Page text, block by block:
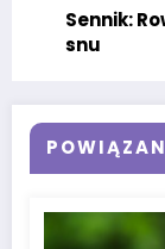
Sennik:
snu